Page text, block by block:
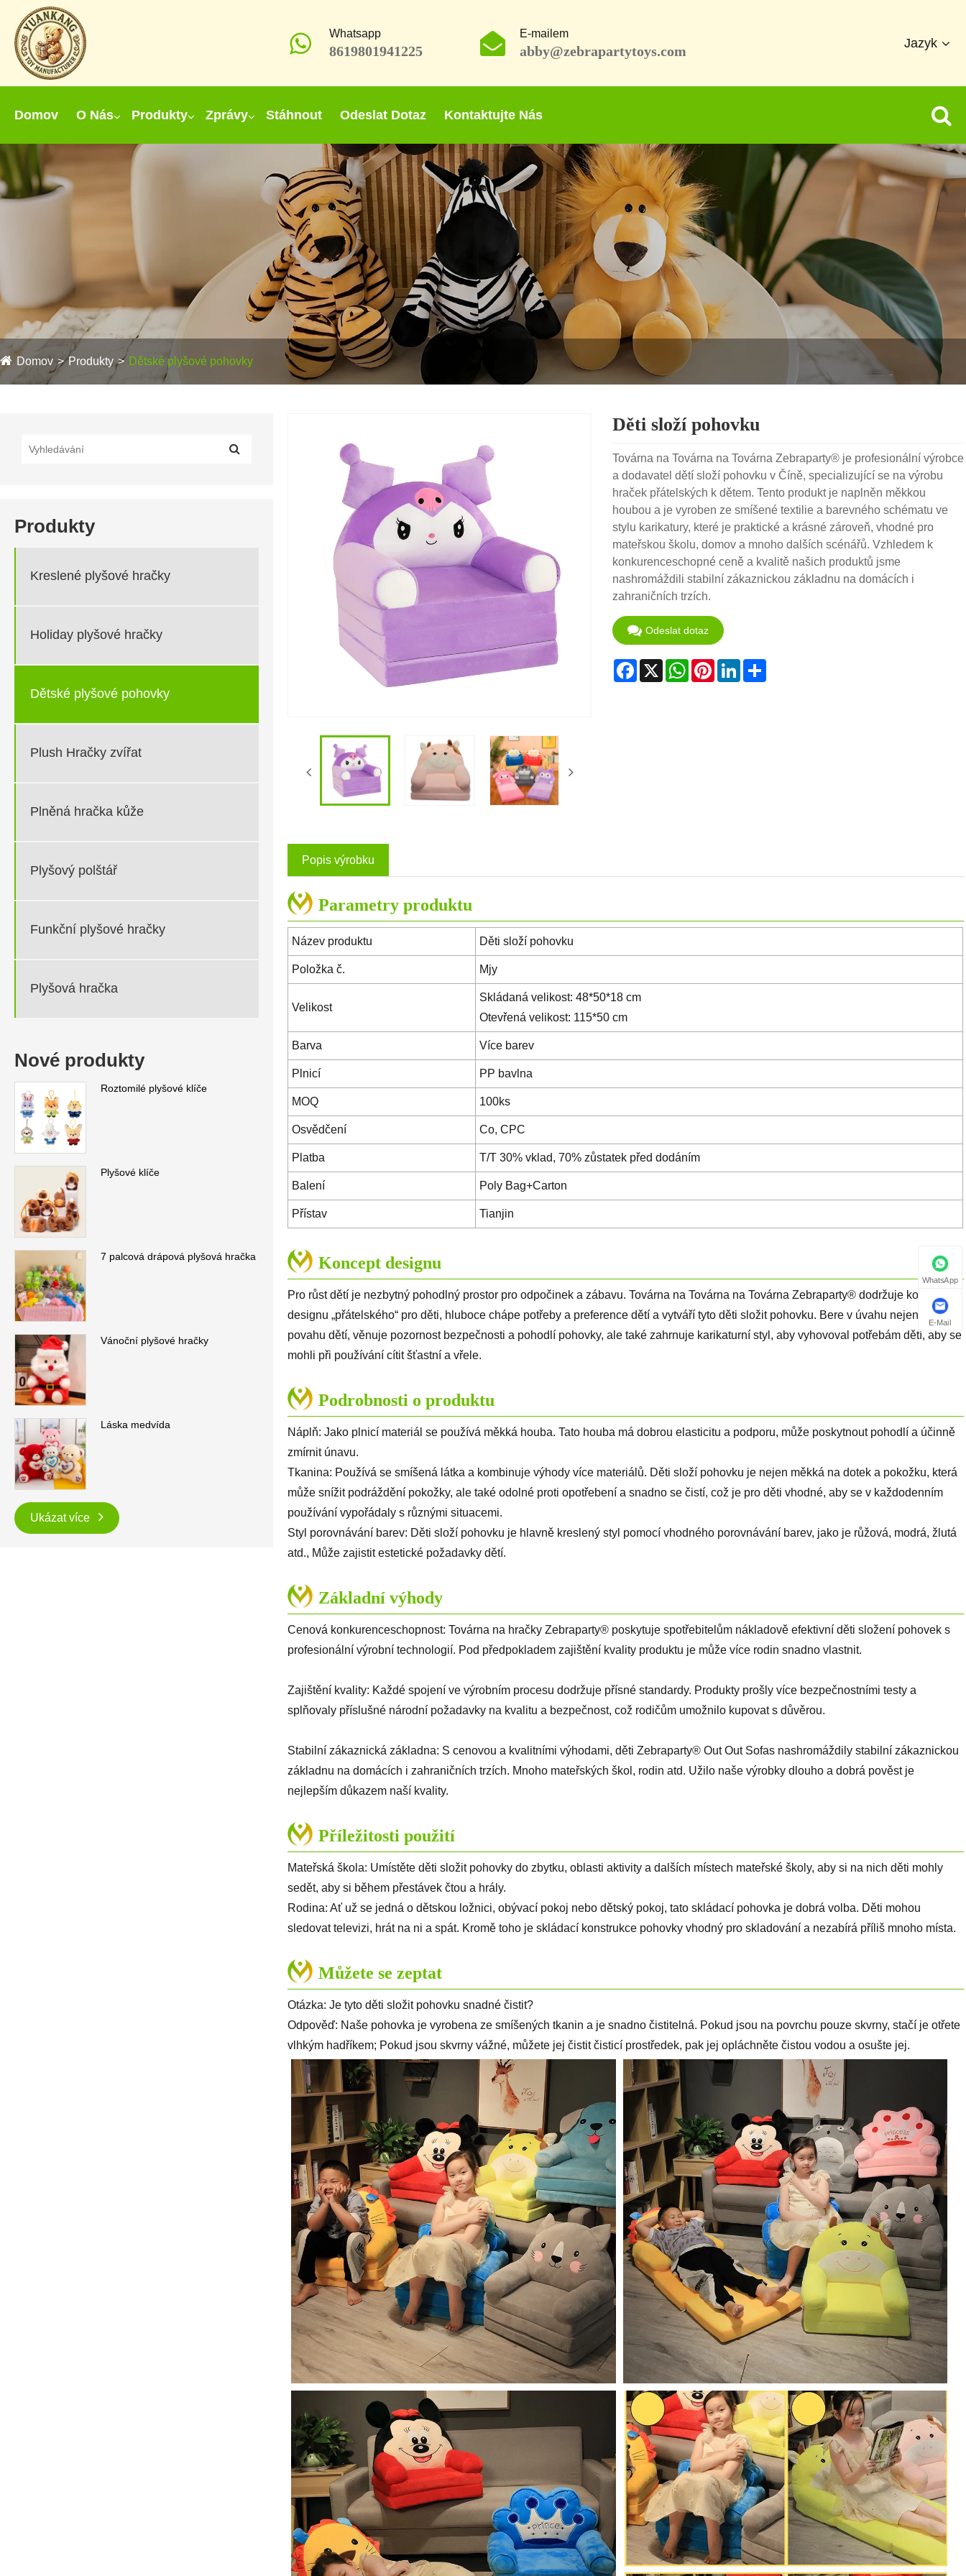
Whatsapp
8619801941225
E-mailem
abby@zebrapartytoys.com
Jazyk
Domov O Nás Produkty Zprávy Stáhnout Odeslat Dotaz Kontaktujte Nás
Domov Produkty Dětské plyšové pohovky
Produkty
Kreslené plyšové hračky
Holiday plyšové hračky
Dětské plyšové pohovky
Plush Hračky zvířat
Plněná hračka kůže
Plyšový polštář
Funkční plyšové hračky
Plyšová hračka
Nové produkty
Roztomilé plyšové klíče
Plyšové klíče
7 palcová drápová plyšová hračka
Vánoční plyšové hračky
Láska medvída
Ukázat více
Děti složí pohovku
Továrna na Továrna na Továrna Zebraparty® je profesionální výrobce
a dodavatel dětí složí pohovku v Číně, specializující se na výrobu
hraček přátelských k dětem. Tento produkt je naplněn měkkou
houbou a je vyroben ze smíšené textilie a barevného schématu ve
stylu karikatury, které je praktické a krásné zároveň, vhodné pro
mateřskou školu, domov a mnoho dalších scénářů. Vzhledem k
konkurenceschopné ceně a kvalitě našich produktů jsme
nashromáždili stabilní zákaznickou základnu na domácích i
zahraničních trzích.
Odeslat dotaz
Facebook
X WhatsApp
PinterestLinkedInShare
Popis výrobku
Parametry produktu
Název produktu Děti složí pohovku
Položka č. Mjy
Velikost
Skládaná velikost: 48*50*18 cm
Otevřená velikost: 115*50 cm
Barva Více barev
Plnicí PP bavlna
MOQ 100ks
Osvědčení Co, CPC
Platba T/T 30% vklad, 70% zůstatek před dodáním
Balení Poly Bag+Carton
Přístav Tianjin
Koncept designu
Pro růst dětí je nezbytný pohodlný prostor pro odpočinek a zábavu. Továrna na Továrna na Továrna Zebraparty® dodržuje koncepce
designu „přátelského“ pro děti, hluboce chápe potřeby a preference dětí a vytváří tyto děti složit pohovku. Bere v úvahu nejen aktivní
povahu dětí, věnuje pozornost bezpečnosti a pohodlí pohovky, ale také zahrnuje karikaturní styl, aby vyhovoval potřebám dětí, aby se
mohli při používání cítit šťastní a vřele.
Podrobnosti o produktu
Náplň: Jako plnicí materiál se používá měkká houba. Tato houba má dobrou elasticitu a podporu, může poskytnout pohodlí a účinně
zmírnit únavu.
Tkanina: Používá se smíšená látka a kombinuje výhody více materiálů. Děti složí pohovku je nejen měkká na dotek a pokožku, která
může snížit podráždění pokožky, ale také odolné proti opotřebení a snadno se čistí, což je pro děti vhodné, aby se v každodenním
používání vypořádaly s různými situacemi.
Styl porovnávání barev: Děti složí pohovku je hlavně kreslený styl pomocí vhodného porovnávání barev, jako je růžová, modrá, žlutá
atd., Může zajistit estetické požadavky dětí.
Základní výhody
Cenová konkurenceschopnost: Továrna na hračky Zebraparty® poskytuje spotřebitelům nákladově efektivní děti složení pohovek s
profesionální výrobní technologií. Pod předpokladem zajištění kvality produktu je může více rodin snadno vlastnit.
Zajištění kvality: Každé spojení ve výrobním procesu dodržuje přísné standardy. Produkty prošly více bezpečnostními testy a
splňovaly příslušné národní požadavky na kvalitu a bezpečnost, což rodičům umožnilo kupovat s důvěrou.
Stabilní zákaznická základna: S cenovou a kvalitními výhodami, děti Zebraparty® Out Out Sofas nashromáždily stabilní zákaznickou
základnu na domácích i zahraničních trzích. Mnoho mateřských škol, rodin atd. Užilo naše výrobky dlouho a dobrá pověst je
nejlepším důkazem naší kvality.
Příležitosti použití
Mateřská škola: Umístěte děti složit pohovky do zbytku, oblasti aktivity a dalších místech mateřské školy, aby si na nich děti mohly
sedět, aby si během přestávek čtou a hrály.
Rodina: Ať už se jedná o dětskou ložnici, obývací pokoj nebo dětský pokoj, tato skládací pohovka je dobrá volba. Děti mohou
sledovat televizi, hrát na ni a spát. Kromě toho je skládací konstrukce pohovky vhodný pro skladování a nezabírá příliš mnoho místa.
Můžete se zeptat
Otázka: Je tyto děti složit pohovku snadné čistit?
Odpověď: Naše pohovka je vyrobena ze smíšených tkanin a je snadno čistitelná. Pokud jsou na povrchu pouze skvrny, stačí je otřete
vlhkým hadříkem; Pokud jsou skvrny vážné, můžete jej čistit čisticí prostředek, pak jej opláchněte čistou vodou a osušte jej.
WhatsApp
E-Mail